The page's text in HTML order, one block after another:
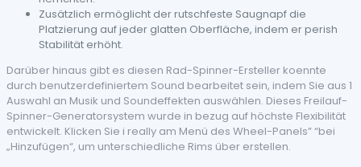
Zusätzlich ermöglicht der rutschfeste Saugnapf die
Platzierung auf jeder glatten Oberfläche, indem er perish
Stabilität erhöht.
Darüber hinaus gibt es diesen Rad-Spinner-Ersteller koennte
durch benutzerdefiniertem Sound bearbeitet sein, indem Sie aus 1
Auswahl an Musik und Soundeffekten auswählen. Dieses Freilauf-
Spinner-Generatorsystem wurde in bezug auf höchste Flexibilität
entwickelt. Klicken Sie i really am Menü des Wheel-Panels” “bei
„Hinzufügen“, um unterschiedliche Rims über erstellen.